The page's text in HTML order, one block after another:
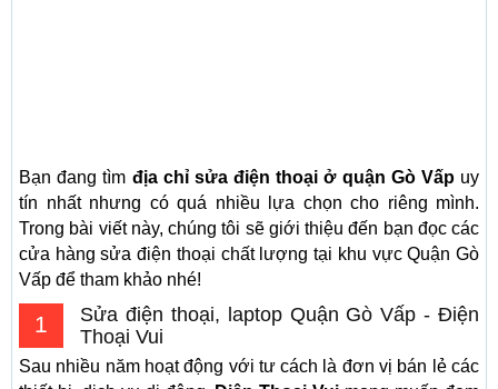
Bạn đang tìm địa chỉ sửa điện thoại ở quận Gò Vấpuy
tín nhất nhưng có quá nhiều lựa chọn cho riêng mình.
Trong bài viết này, chúng tôi sẽ giới thiệu đến bạn đọc các
cửa hàng sửa điện thoại chất lượng tại khu vực Quận Gò
Vấp để tham khảo nhé!
1
Sửa điện thoại, laptop Quận Gò Vấp - Điện
Thoại Vui
Sau nhiều năm hoạt động với tư cách là đơn vị bán lẻ các